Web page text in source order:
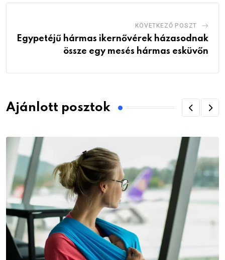
KÖVETKEZŐ POSZT
Egypetéjű hármas ikernővérek házasodnak
össze egy mesés hármas esküvőn
Ajánlott posztok